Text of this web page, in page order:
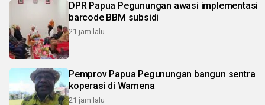
DPR Papua Pegunungan awasi implementasi
barcode BBM subsidi
21 jam lalu
Pemprov Papua Pegunungan bangun sentra
koperasi di Wamena
21 jam lalu